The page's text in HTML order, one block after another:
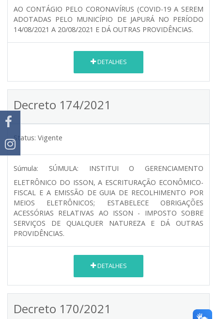
AO CONTÁGIO PELO CORONAVÍRUS (COVID-19 A SEREM
ADOTADAS PELO MUNICÍPIO DE JAPURÁ NO PERÍODO
14/08/2021 A 20/08/2021 E DÁ OUTRAS PROVIDÊNCIAS.
DETALHES
Decreto 174/2021
Status: Vigente
Súmula:
SÚMULA: INSTITUI O GERENCIAMENTO
ELETRÔNICO DO ISSON, A ESCRITURAÇÃO ECONÔMICO-
FISCAL E A EMISSÃO DE GUIA DE RECOLHIMENTO POR
MEIOS ELETRÔNICOS; ESTABELECE OBRIGAÇÕES
ACESSÓRIAS RELATIVAS AO ISSON - IMPOSTO SOBRE
SERVIÇOS DE QUALQUER NATUREZA E DÁ OUTRAS
PROVIDÊNCIAS.
DETALHES
Decreto 170/2021